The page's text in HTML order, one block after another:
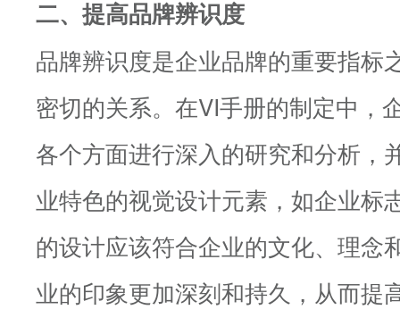
二、提高品牌辨识度
品牌辨识度是企业品牌的重要指标
密切的关系。在VI手册的制定中，
各个方面进行深入的研究和分析，
业特色的视觉设计元素，如企业标
的设计应该符合企业的文化、理念
业的印象更加深刻和持久，从而提